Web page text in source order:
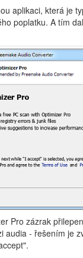
aplikaci, která
poplatku. A tím
Pro zázrak
audia - řešením je